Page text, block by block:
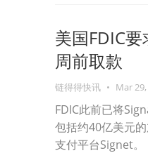
美国FDIC
周前取款
链得得快讯 • Mar
FDIC此前已将
包括约40亿美元
支付平台Signet。